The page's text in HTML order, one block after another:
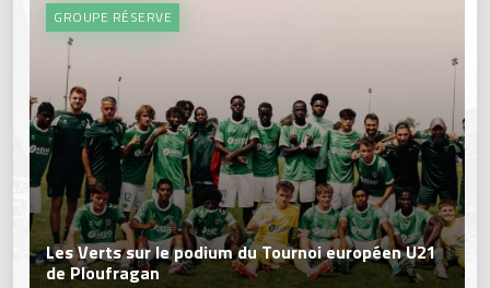
GROUPE RÉSERVE
Les Verts sur le podium du Tournoi européen U21
de Ploufragan